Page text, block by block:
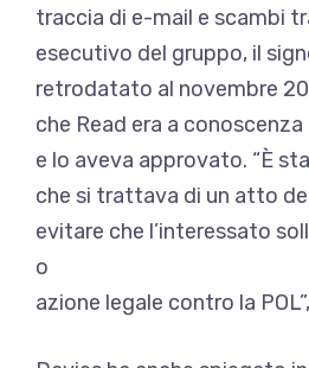
traccia di e-mail e scambi
esecutivo del gruppo, il
retrodatato al novembre
che Read era a
e lo aveva approvato. “È
che si trattava di un atto
evitare che l’interessato
o
azione legale contro la